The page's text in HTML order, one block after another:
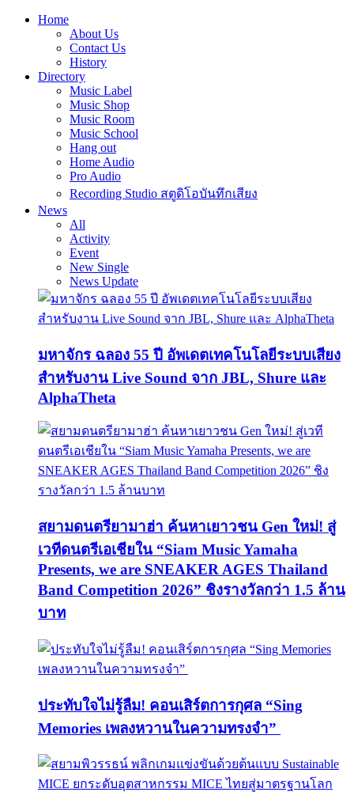
Home
About Us
Contact Us
History
Directory
Music Label
Music Shop
Music Room
Music School
Hang out
Home Audio
Pro Audio
Recording Studio สตูดิโอบันทึกเสียง
News
All
Activity
Event
New Single
News Update
มหาจักร ฉลอง 55 ปี อัพเดตเทคโนโลยีระบบเสียง
สำหรับงาน Live Sound จาก JBL, Shure และ
AlphaTheta
สยามดนตรียามาฮ่า ค้นหาเยาวชน Gen ใหม่! สู่
เวทีดนตรีเอเชียใน “Siam Music Yamaha
Presents, we are SNEAKER AGES Thailand
Band Competition 2026” ชิงรางวัลกว่า 1.5 ล้าน
บาท
ประทับใจไม่รู้ลืม! คอนเสิร์ตการกุศล “Sing
Memories เพลงหวานในความทรงจำ”